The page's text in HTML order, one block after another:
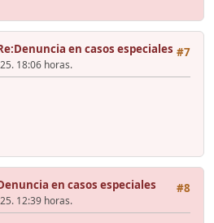
#7
en casos especiales
18:06 horas.
#8
en casos especiales
12:39 horas.